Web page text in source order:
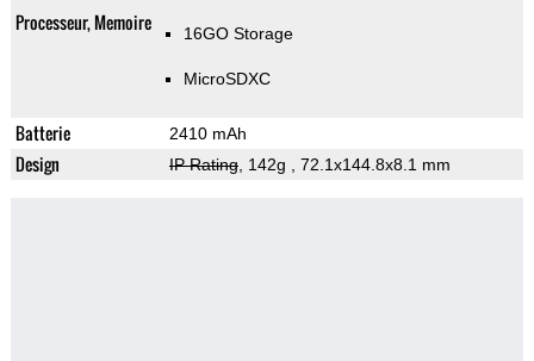
Processeur, Memoire 16GO Storage
MicroSDXC
Batterie 2410 mAh
Design IP Rating, 142g , 72.1x144.8x8.1 mm